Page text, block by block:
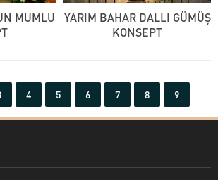
MUMLU
YARIM BAHAR DALLI GÜMÜŞ
KONSEPT
4 5 6 7 8 9